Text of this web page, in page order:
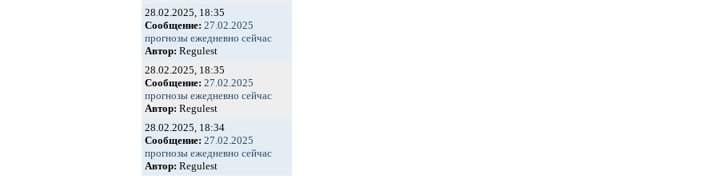
28.02.2025, 18:35
Сообщение: 27.02.2025
прогнозы ежедневно сейчас
Автор: Regulest
28.02.2025, 18:35
Сообщение: 27.02.2025
прогнозы ежедневно сейчас
Автор: Regulest
28.02.2025, 18:34
Сообщение: 27.02.2025
прогнозы ежедневно сейчас
Автор: Regulest